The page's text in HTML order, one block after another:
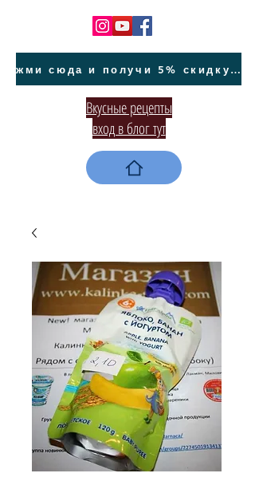
жми сюда и получи 5% скидку на покупку авто на Кипре и автообслуживание
Вкусные рецепты
вход в блог тут